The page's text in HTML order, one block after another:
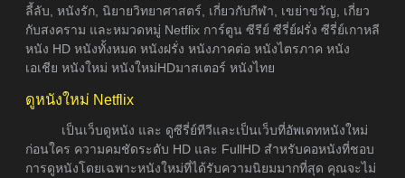
ลี้ลับ, หนังรัก, นิยายวิทยาศาสตร์, เกี่ยวกับกีฬา, เขย่าขวัญ, เกี่ยว
กับสงคราม และหมวดหมู่ Netflix การ์ตูน ซีรีย์ ซีรี่ย์ฝรั่ง ซีรี่ย์เกาหลี
หนัง HD หนังทั้งหมด หนังฝรั่ง หนังภาคต่อ หนังไตรภาค หนัง
เอเชีย หนังใหม่ หนังใหม่HDมาสเตอร์ หนังไทย
ดูหนังใหม่ Netflix
เป็นเว็บดูหนัง และ ดูซีรี่ย์ทีวีและเป็นเว็บที่อัพเดทหนังใหม่
ก่อนใคร ความคมชัดระดับ HD และ FullHD สำหรับคอหนังที่ชอบ
การดูหนังโดยเฉพาะหนังใหม่ที่ได้รับความนิยมมากที่สุด คุณจะไม่